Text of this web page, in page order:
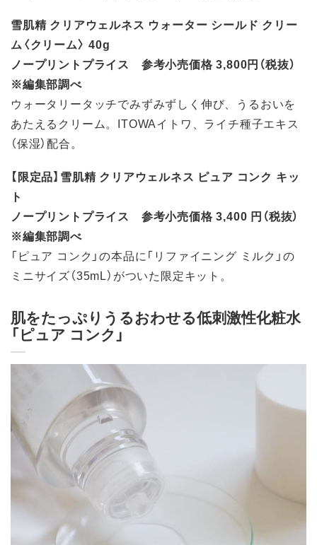
雪肌精 クリアウェルネス ウォーター シールド クリー
ム〈クリーム〉 40g
ノープリントプライス 参考小売価格 3,800円（税抜）
※編集部調べ
ウォータリータッチでみずみずしく伸び、うるおいを
あたえるクリーム。ITOWAイトワ、ライチ種子エキス
（保湿）配合。
【限定品】雪肌精 クリアウェルネス ピュア コンク キッ
ト
ノープリントプライス 参考小売価格 3,400 円（税抜）
※編集部調べ
「ピュア コンク」の本品に「リファイニング ミルク」の
ミニサイズ（35mL）がついた限定キット。
肌をたっぷりうるおわせる低刺激性化粧水
「ピュア コンク」